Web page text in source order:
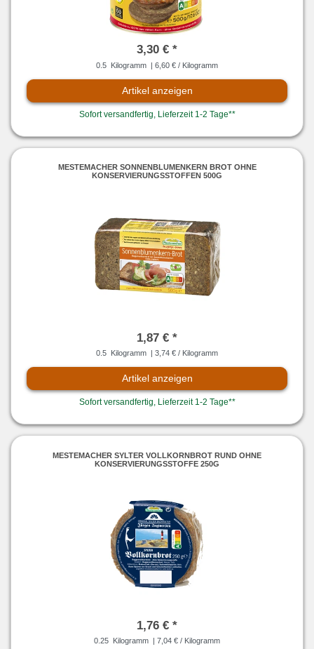
3,30 € *
0.5 Kilogramm | 6,60 € / Kilogramm
Artikel anzeigen
Sofort versandfertig, Lieferzeit 1-2 Tage**
MESTEMACHER SONNENBLUMENKERN BROT OHNE
KONSERVIERUNGSSTOFFEN 500G
1,87 € *
0.5 Kilogramm | 3,74 € / Kilogramm
Artikel anzeigen
Sofort versandfertig, Lieferzeit 1-2 Tage**
MESTEMACHER SYLTER VOLLKORNBROT RUND OHNE
KONSERVIERUNGSSTOFFE 250G
1,76 € *
0.25 Kilogramm | 7,04 € / Kilogramm